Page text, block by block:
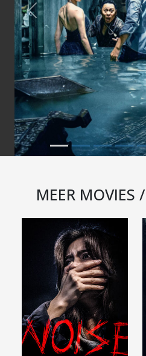
Previous
MEER MOVIES /